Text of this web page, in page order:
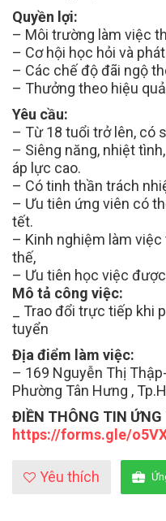
Quyền lợi:
– Môi trường làm việc
– Cơ hội học hỏi và
– Các chế độ đãi ngộ
– Thưởng theo hiệu
Yêu cầu:
– Từ 18 tuổi trở lên, có
– Siêng năng, nhiệt
áp lực cao.
– Có tinh thần trách
– Ưu tiên ứng viên có
tết.
– Kinh nghiệm làm việc
thế,
– Ưu tiên học việc được
Mô tả công việc:
_ Trao đổi trực tiếp khi
tuyển
Địa điểm làm việc:
– 169 Nguyễn Thị
Phường Tân Hưng ,
ĐIỀN THÔNG TIN ỨNG
https://forms.gle/
Yêu thích